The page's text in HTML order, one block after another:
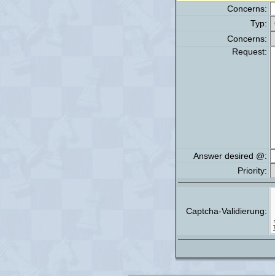
Concerns:
Typ:
Concerns:
Request:
Answer desired @:
Priority:
Captcha-Validierung: